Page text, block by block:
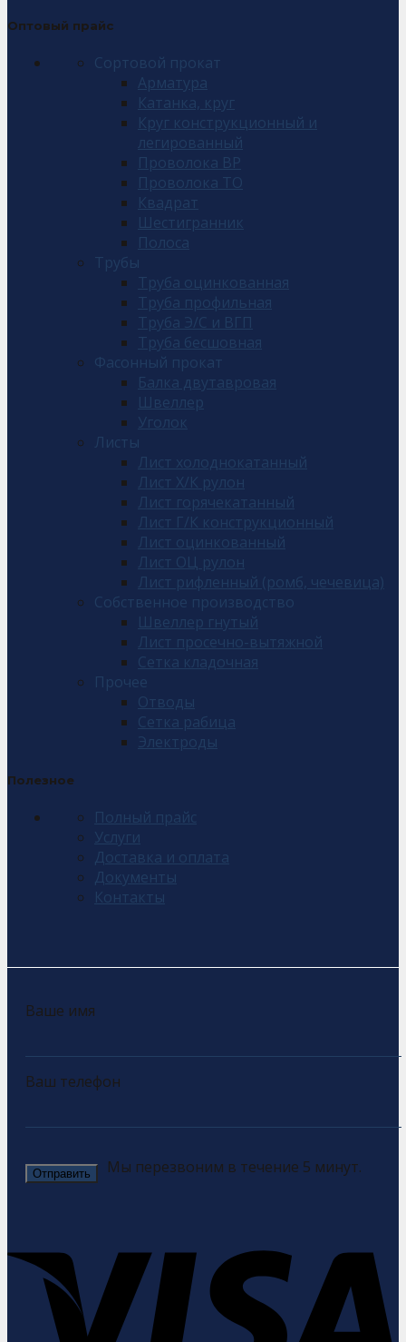
Оптовый прайс
Сортовой прокат
Арматура
Катанка, круг
Круг конструкционный и
легированный
Проволока ВР
Проволока ТО
Квадрат
Шестигранник
Полоса
Трубы
Труба оцинкованная
Труба профильная
Труба Э/С и ВГП
Труба бесшовная
Фасонный прокат
Балка двутавровая
Швеллер
Уголок
Листы
Лист холоднокатанный
Лист Х/К рулон
Лист горячекатанный
Лист Г/К конструкционный
Лист оцинкованный
Лист ОЦ рулон
Лист рифленный (ромб, чечевица)
Собственное производство
Швеллер гнутый
Лист просечно-вытяжной
Сетка кладочная
Прочее
Отводы
Сетка рабица
Электроды
Полезное
Полный прайс
Услуги
Доставка и оплата
Документы
Контакты
Ваше имя
Ваш телефон
Мы перезвоним в течение 5 минут.